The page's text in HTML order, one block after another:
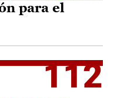
para el
112